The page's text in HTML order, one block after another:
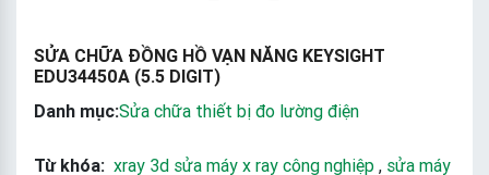
SỬA CHỮA ĐỒNG HỒ VẠN NĂNG KEYSIGHT
EDU34450A (5.5 DIGIT)
Danh mục:Sửa chữa thiết bị đo lường điện
Từ khóa: xray 3d sửa máy x ray công nghiệp , sửa máy